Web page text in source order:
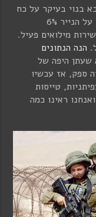
בנוי בעיקר על כח
המילואים. אנחנו המילואימניקים מהווים על הנייר 6%
רק 1.5% מבצעים שירות מילואים פעיל.
הנה הנתונים
שעתן היפה של
ספק, אז עכשיו
טייסות
העולם ואנחנו ראינו כמה